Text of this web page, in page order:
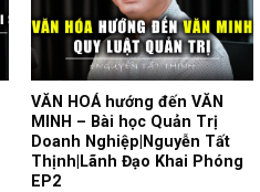
VĂN HOÁ hướng đến VĂN
MINH – Bài học Quản Trị
Doanh Nghiệp|Nguyễn Tất
Thịnh|Lãnh Đạo Khai Phóng
EP2